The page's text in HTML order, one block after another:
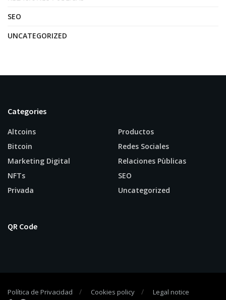
SEO
UNCATEGORIZED
Categories
Altcoins
Bitcoin
Marketing Digital
NFTs
Privada
Productos
Redes Sociales
Relaciones Pùblicas
SEO
Uncategorized
QR Code
Política de Privacidad Cookies policy Legal notice